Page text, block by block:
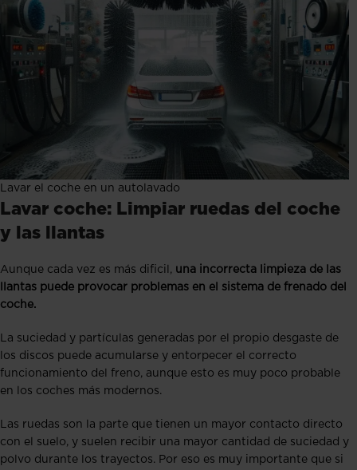
Lavar el coche en un autolavado
Lavar coche: Limpiar ruedas del coche
y las llantas
Aunque cada vez es más dificil, una incorrecta limpieza de las
llantas puede provocar problemas en el sistema de frenado del
coche.
La suciedad y partículas generadas por el propio desgaste de
los discos puede acumularse y entorpecer el correcto
funcionamiento del freno, aunque esto es muy poco probable
en los coches más modernos.
Las ruedas son la parte que tienen un mayor contacto directo
con el suelo, y suelen recibir una mayor cantidad de suciedad y
polvo durante los trayectos. Por eso es muy importante que si